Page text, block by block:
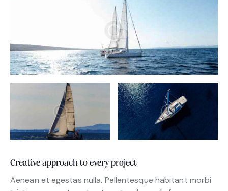
Creative approach to every project
Aenean et egestas nulla. Pellentesque habitant morbi